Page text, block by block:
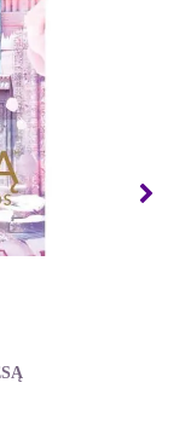
žavesys
išleista
Arnoldo
iki
Besant)
ne vien
šio
skaitytojo